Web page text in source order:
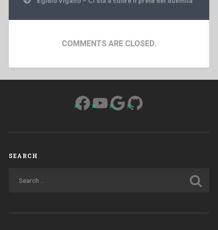
COMMENTS ARE CLOSED.
Facebook
YouTube
Google
GitHub
SEARCH